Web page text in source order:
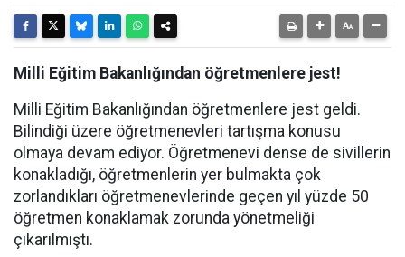
Milli Eğitim Bakanlığından öğretmenlere jest!
Milli Eğitim Bakanlığından öğretmenlere jest geldi.
Bilindiği üzere öğretmenevleri tartışma konusu
olmaya devam ediyor. Öğretmenevi dense de sivillerin
konakladığı, öğretmenlerin yer bulmakta çok
zorlandıkları öğretmenevlerinde geçen yıl yüzde 50
öğretmen konaklamak zorunda yönetmeliği
çıkarılmıştı.